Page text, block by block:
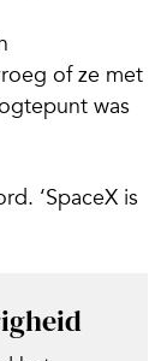
of ze met
was
‘SpaceX is